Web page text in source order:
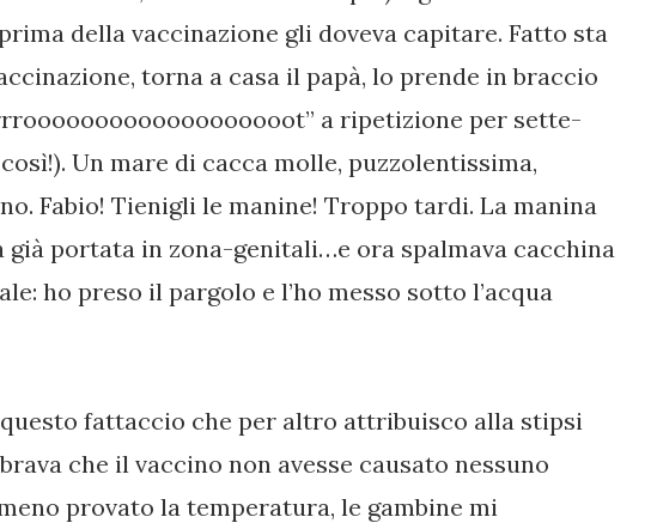
della vaccinazione gli doveva capitare. Fatto sta
torna a casa il papà, lo prende in braccio
a ripetizione per sette-
Un mare di cacca molle, puzzolentissima,
Fabio! Tienigli le manine! Troppo tardi. La manina
portata in zona-genitali…e ora spalmava cacchina
ho preso il pargolo e l’ho messo sotto l’acqua
fattaccio che per altro attribuisco alla stipsi
che il vaccino non avesse causato nessuno
provato la temperatura, le gambine mi